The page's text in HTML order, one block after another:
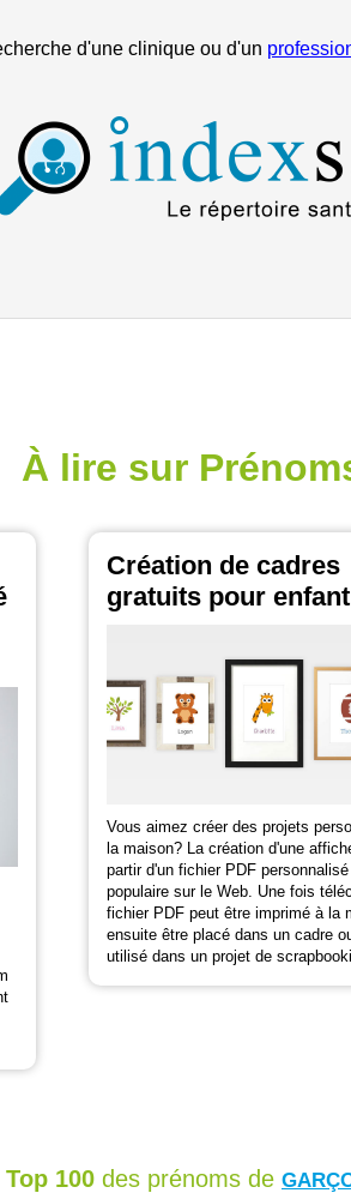
d'une clinique ou d'un
À lire sur
Création de cadres
gratuits pour enfant
Vous aimez créer des projets
la maison? La création d'une
partir d'un fichier PDF
populaire sur le Web. Une fois
fichier PDF peut être imprimé à la
ensuite être placé dans un cadre
utilisé dans un projet de
Top 100 des prénoms de